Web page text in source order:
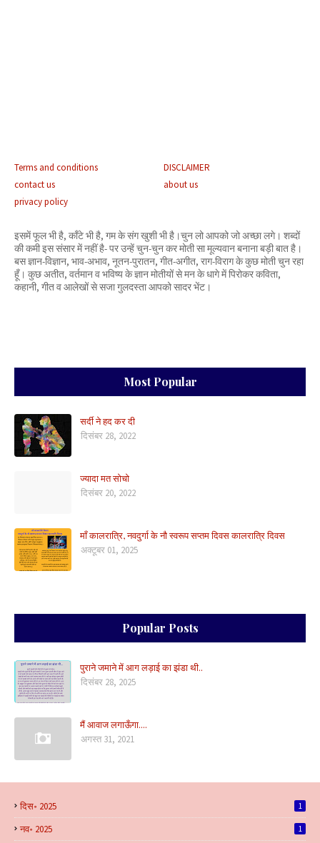
Terms and conditions
DISCLAIMER
contact us
about us
privacy policy
इसमें फूल भी है, काँटे भी है, गम के संग खुशी भी है।चुन लो आपको जो अच्छा लगे। शब्दों
की कमी इस संसार में नहीं है- पर उन्हें चुन-चुन कर मोती सा मूल्यवान बनाना बड़ी बात है।
बस ज्ञान-विज्ञान, भाव-अभाव, नूतन-पुरातन, गीत-अगीत, राग-विराग के कुछ मोती चुन रहा
हूँ। कुछ अतीत, वर्तमान व भविष्य के ज्ञान मोतीयों से मन के धागे में पिरोकर कविता,
कहानी, गीत व आलेखों से सजा गुलदस्ता आपको सादर भेंट।
Most Popular
सर्दी ने हद कर दी
दिसंबर 28, 2022
ज्यादा मत सोचो
दिसंबर 20, 2022
माँ कालरात्रि, नवदुर्गा के नौ स्वरूप सप्तम दिवस कालरात्रि दिवस
अक्टूबर 01, 2025
Popular Posts
पुराने जमाने में आग लड़ाई का झंडा थी..
दिसंबर 28, 2025
मैं आवाज लगाऊँगा....
अगस्त 31, 2021
दिस॰ 2025 1
नव॰ 2025 1